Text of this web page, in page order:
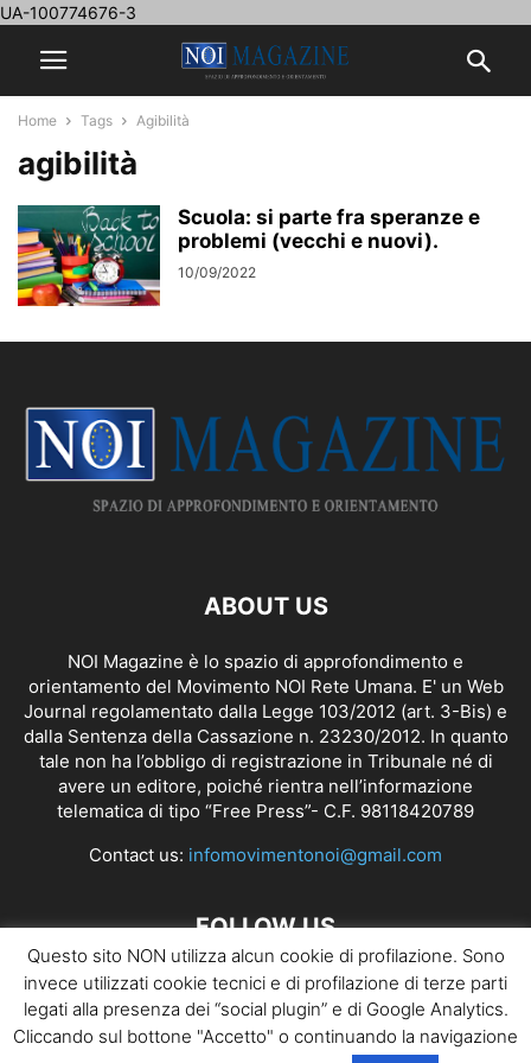
UA-100774676-3
Home Tags Agibilità
agibilità
Scuola: si parte fra speranze e
problemi (vecchi e nuovi).
10/09/2022
ABOUT US
NOI Magazine è lo spazio di approfondimento e
orientamento del Movimento NOI Rete Umana. E' un Web
Journal regolamentato dalla Legge 103/2012 (art. 3-Bis) e
dalla Sentenza della Cassazione n. 23230/2012. In quanto
tale non ha l’obbligo di registrazione in Tribunale né di
avere un editore, poiché rientra nell’informazione
telematica di tipo “Free Press”- C.F. 98118420789
Contact us: infomovimentonoi@gmail.com
FOLLOW US
Questo sito NON utilizza alcun cookie di profilazione. Sono
invece utilizzati cookie tecnici e di profilazione di terze parti
legati alla presenza dei “social plugin” e di Google Analytics.
Cliccando sul bottone "Accetto" o continuando la navigazione